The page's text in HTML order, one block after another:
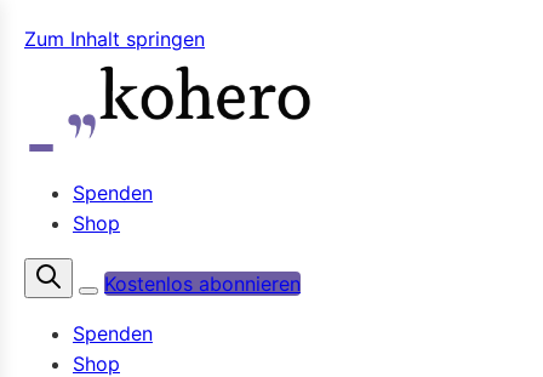
Zum Inhalt springen
Spenden
Shop
Kostenlos abonnieren
Spenden
Shop